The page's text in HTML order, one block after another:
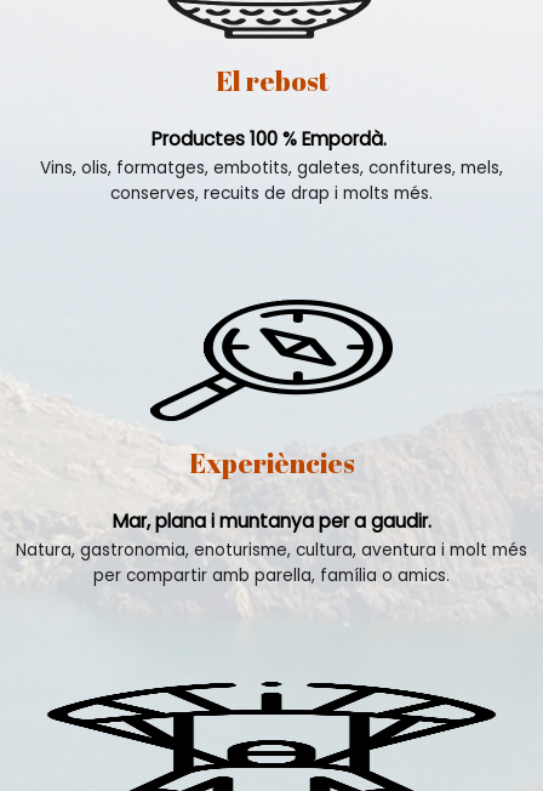
El rebost
Productes 100 % Empordà.
Vins, olis, formatges, embotits, galetes, confitures, mels,
conserves, recuits de drap i molts més.
Experiències
Mar, plana i muntanya per a gaudir.
Natura, gastronomia, enoturisme, cultura, aventura i molt més
per compartir amb parella, família o amics.